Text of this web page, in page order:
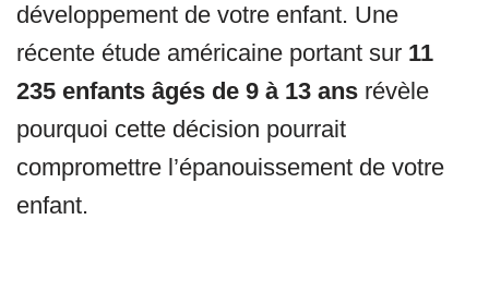
développement de votre enfant. Une
récente étude américaine portant sur 11
235 enfants âgés de 9 à 13 ans révèle
pourquoi cette décision pourrait
compromettre l’épanouissement de votre
enfant.